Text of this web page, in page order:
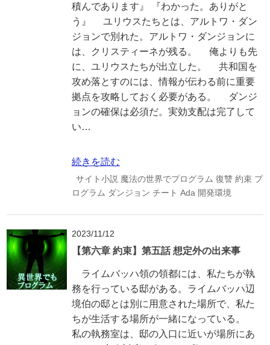
積んであります』 『わかった。ありがと
う』 ユリウスたちとは、アルトワ・ダン
ジョンで別れた。アルトワ・ダンジョンに
は、クリスティーネが残る。 俺よりも先
に、ユリウスたちが出立した。 共和国を
攻め落とすのには、情報が伝わる前に重要
拠点を攻略しておく必要がある。 ダンジ
ョンの確保は必須だ。実効支配は完了して
い…
続きを読む
サイト小説 魔法の世界でプログラム 復讐 約束 プ
ログラム ダンジョン チート Ada 開発環境
2023/11/12
【第六章 約束】第五話 想定外の出来事
ライムバッハ領の領都には、私たちが執
務を行っている邸がある。ライムバッハ辺
境伯の邸とは別に用意された場所で、私た
ちが生活する場所が一緒になっている。
私の執務室は、邸の入口に近いが場所にあ